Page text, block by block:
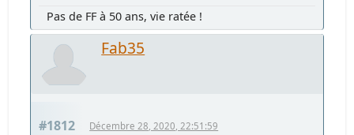
Pas de FF à 50 ans, vie ratée !
Fab35
#1812 Décembre 28, 2020, 22:51:59